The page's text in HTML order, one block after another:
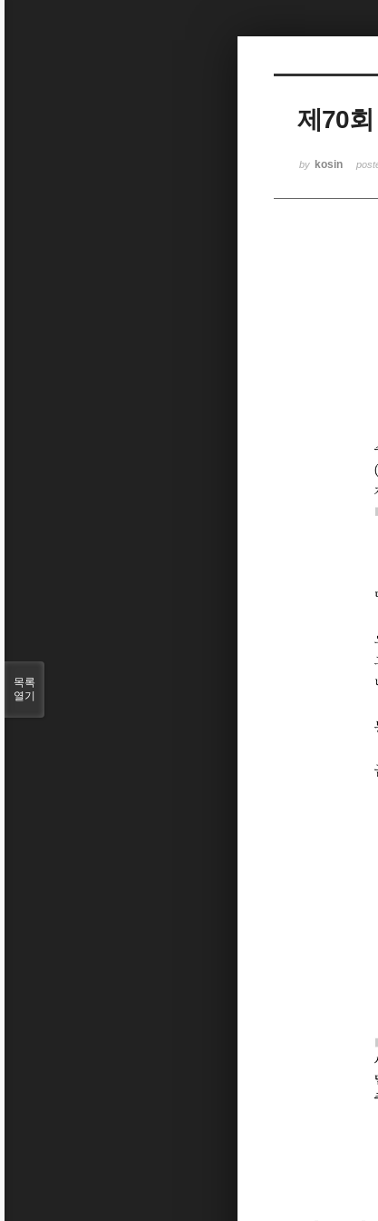
제70
by kosin
목록
열기
Sketchbook5, 스케치북5
Sketchbook5, 스케치북5